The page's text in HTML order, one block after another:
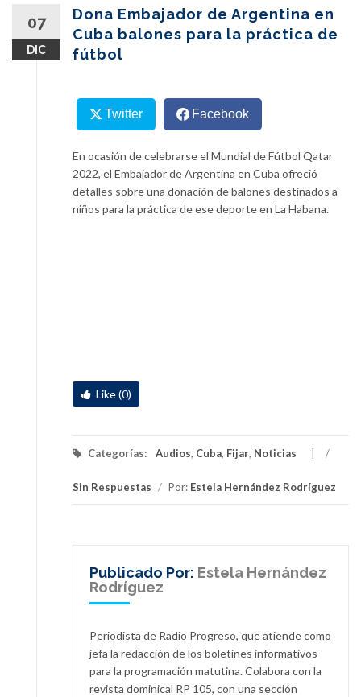
07
DIC
Dona Embajador de Argentina en
Cuba balones para la práctica de
fútbol
Twitter Facebook
En ocasión de celebrarse el Mundial de Fútbol Qatar
2022, el Embajador de Argentina en Cuba ofreció
detalles sobre una donación de balones destinados a
niños para la práctica de ese deporte en La Habana.
Like (0)
Categorías: Audios, Cuba, Fijar, Noticias /
Sin Respuestas / Por: Estela Hernández Rodríguez
Publicado Por: Estela Hernández
Rodríguez
Periodista de Radio Progreso, que atiende como
jefa la redacción de los boletines informativos
para la programación matutina. Colabora con la
revista dominical RP 105, con una sección